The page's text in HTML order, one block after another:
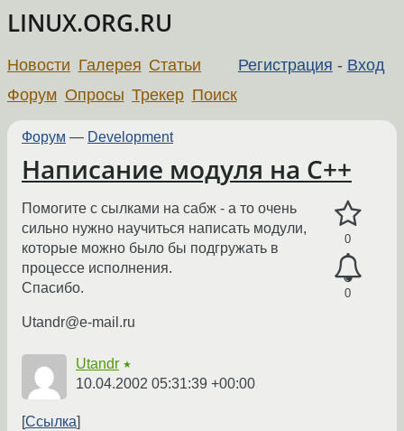
LINUX.ORG.RU
Регистрация - Вход
Новости Галерея Статьи
Форум Опросы Трекер Поиск
Форум — Development
Написание модуля на C++
0
0
Помогите с сылками на сабж - а то очень
сильно нужно научиться написать модули,
которые можно было бы подгружать в
процессе исполнения.
Спасибо.
Utandr@e-mail.ru
Utandr ★
10.04.2002 05:31:39 +00:00
Ссылка